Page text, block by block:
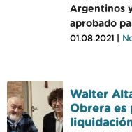
Argentinos
aprobado
01.08.2021 |
Walter
Obrera es